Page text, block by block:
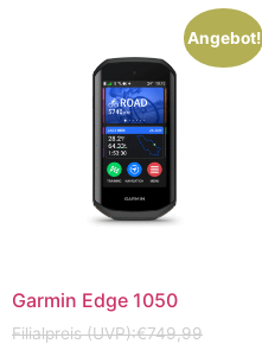
Angebot!
Garmin Edge 1050
€749,99